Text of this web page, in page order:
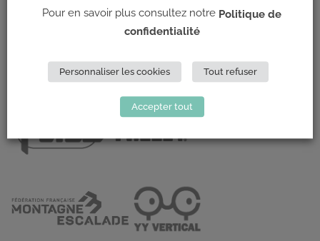
69 007 LYON
LES PARTENAIRES
Pour en savoir plus consultez notre Politique de
confidentialité
Personnaliser les cookies Tout refuser
Accepter tout